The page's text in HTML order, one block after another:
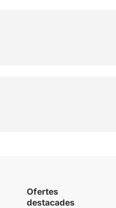
Ofertes
destacades